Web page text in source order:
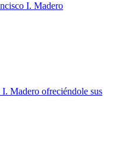
I. Madero
Madero ofreciéndole sus